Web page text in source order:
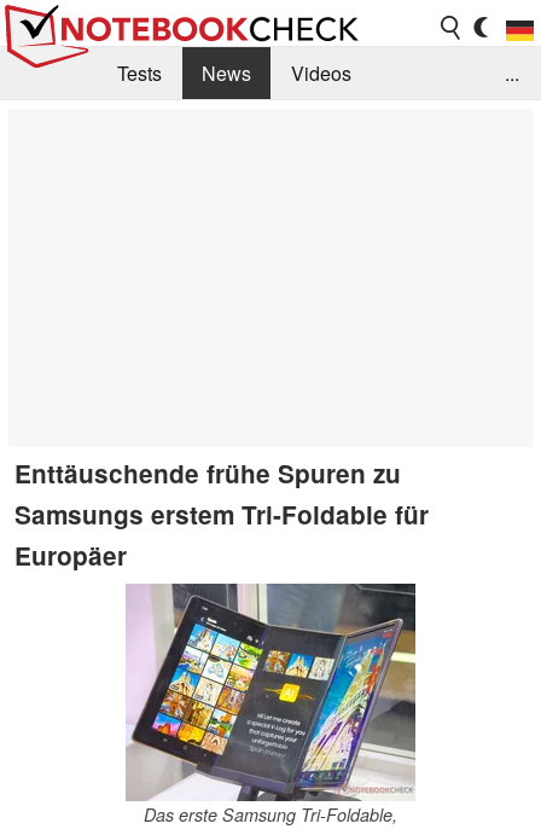
Tests News
Videos
...
Enttäuschende frühe Spuren zu
Samsungs erstem Tri-Foldable für
Europäer
Das erste Samsung Tri-Foldable,